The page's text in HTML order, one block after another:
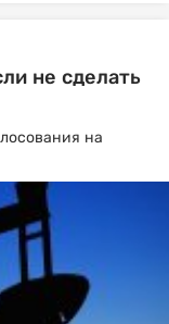
не сделать
на